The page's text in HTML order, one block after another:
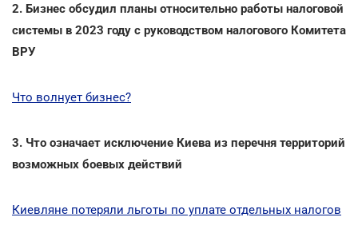
2. Бизнес обсудил планы относительно работы налоговой
системы в 2023 году с руководством налогового Комитета
ВРУ
Что волнует бизнес?
3. Что означает исключение Киева из перечня территорий
возможных боевых действий
Киевляне потеряли льготы по уплате отдельных налогов